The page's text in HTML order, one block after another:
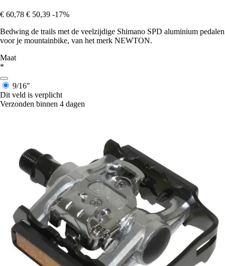
€ 60,78 € 50,39 -17%
Bedwing de trails met de veelzijdige Shimano SPD aluminium pedalen
voor je mountainbike, van het merk NEWTON.
Maat
*
9/16"
Dit veld is verplicht
Verzonden binnen 4 dagen